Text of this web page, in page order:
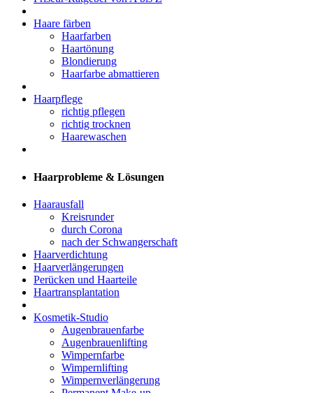
Haare färben
Haarfarben
Haartönung
Blondierung
Haarfarbe abmattieren
Haarpflege
richtig pflegen
richtig trocknen
Haarewaschen
Haarprobleme & Lösungen
Haarausfall
Kreisrunder
durch Corona
nach der Schwangerschaft
Haarverdichtung
Haarverlängerungen
Perücken und Haarteile
Haartransplantation
Kosmetik-Studio
Augenbrauenfarbe
Augenbrauenlifting
Wimpernfarbe
Wimpernlifting
Wimpernverlängerung